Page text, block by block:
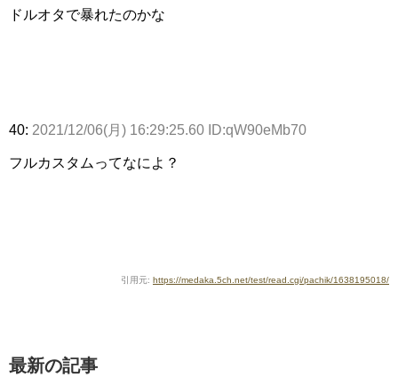
ドルオタで暴れたのかな
40: 2021/12/06(月) 16:29:25.60 ID:qW90eMb70
フルカスタムってなによ？
引用元: https://medaka.5ch.net/test/read.cgi/pachik/1638195018/
最新の記事